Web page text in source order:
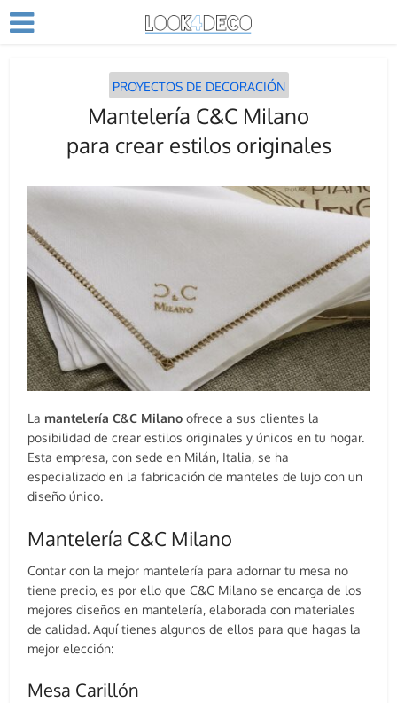
PROYECTOS DE DECORACIÓN
Mantelería C&C Milano
para crear estilos originales
La mantelería C&C Milano ofrece a sus clientes la
posibilidad de crear estilos originales y únicos en tu hogar.
Esta empresa, con sede en Milán, Italia, se ha
especializado en la fabricación de manteles de lujo con un
diseño único.
Mantelería C&C Milano
Contar con la mejor mantelería para adornar tu mesa no
tiene precio, es por ello que C&C Milano se encarga de los
mejores diseños en mantelería, elaborada con materiales
de calidad. Aquí tienes algunos de ellos para que hagas la
mejor elección:
Mesa Carillón